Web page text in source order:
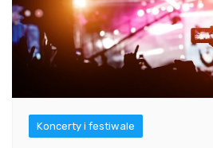
Koncerty i festiwale